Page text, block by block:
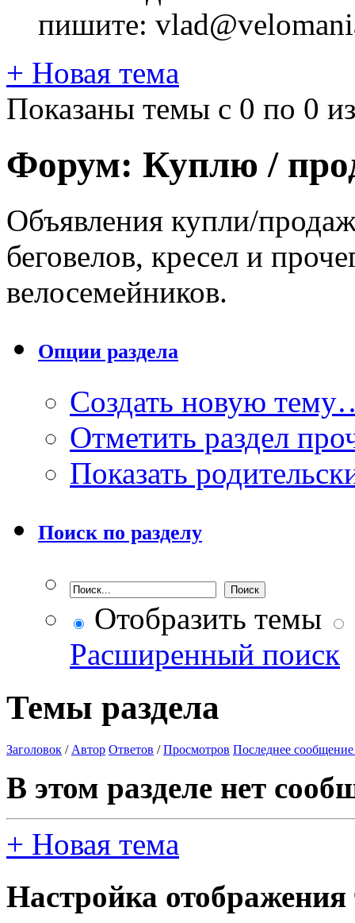
пишите:
+ Новая тема
Показаны темы с 0 по 0
Форум: Куплю /
Объявления купли/
беговелов, кресел и
велосемейников.
Опции раздела
Создать новую
Отметить раздел
Показать
Поиск по разделу
Отобразить темы
Расширенный поиск
Темы раздела
Заголовок / Автор Ответов /Просмотров Последнее сообщение
В этом разделе нет
+ Новая тема
Настройка отображения